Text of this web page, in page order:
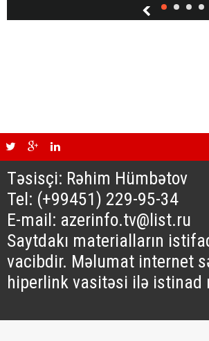
Təsisçi: Rəhim Hümbətov
Tel: (+99451) 229-95-34
E-mail: azerinfo.tv@list.ru
Saytdakı materialların
vacibdir. Məlumat internet
hiperlink vasitəsi ilə istinad